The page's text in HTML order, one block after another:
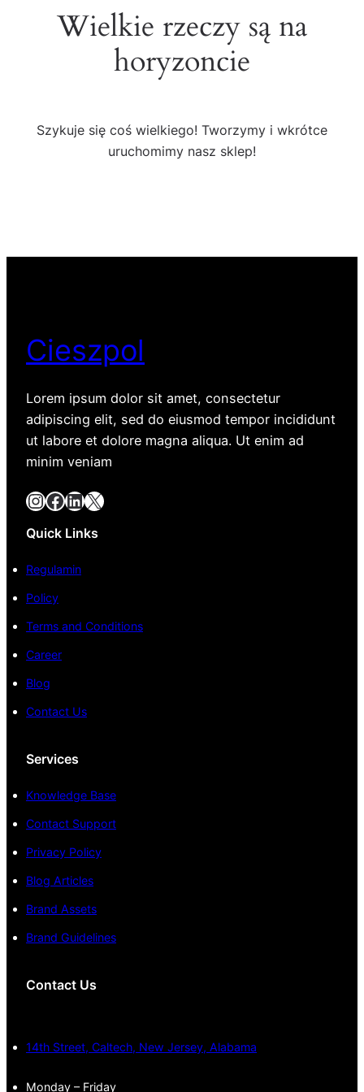
Wielkie rzeczy są na
horyzoncie
Szykuje się coś wielkiego! Tworzymy i wkrótce
uruchomimy nasz sklep!
Cieszpol
Lorem ipsum dolor sit amet, consectetur
adipiscing elit, sed do eiusmod tempor incididunt
ut labore et dolore magna aliqua. Ut enim ad
minim veniam
InstagramFacebook LinkedIn X
Quick Links
Regulamin
Policy
Terms and Conditions
Career
Blog
Contact Us
Services
Knowledge Base
Contact Support
Privacy Policy
Blog Articles
Brand Assets
Brand Guidelines
Contact Us
14th Street, Caltech, New Jersey, Alabama
Monday – Friday